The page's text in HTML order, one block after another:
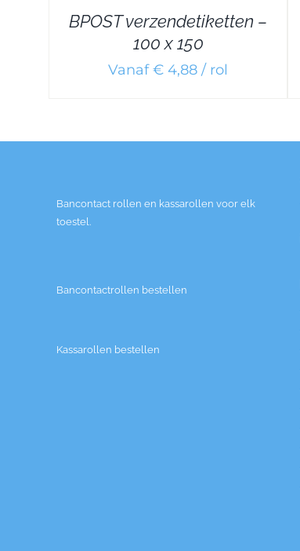
BPOST verzendetiketten –
100 x 150
Vanaf € 4,88 / rol
Bancontact rollen en kassarollen voor elk
toestel.
Bancontactrollen bestellen
Kassarollen bestellen